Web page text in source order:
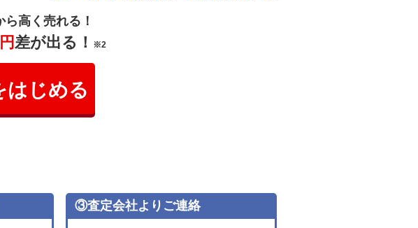
高く売れる！
差が出る！ ※2
はじめる
③査定会社よりご連絡